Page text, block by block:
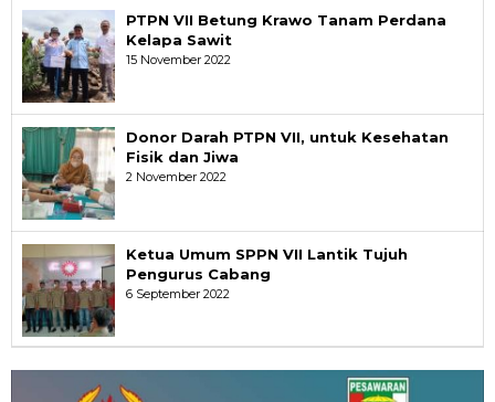
PTPN VII Betung Krawo Tanam Perdana
Kelapa Sawit
15 November 2022
Donor Darah PTPN VII, untuk Kesehatan
Fisik dan Jiwa
2 November 2022
Ketua Umum SPPN VII Lantik Tujuh
Pengurus Cabang
6 September 2022